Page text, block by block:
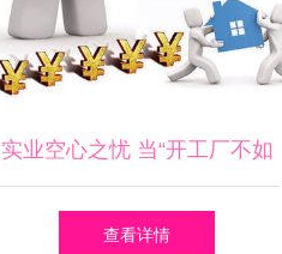
实业空心之忧 当“开工厂不如
买几套房”成为社会焦虑
查看详情